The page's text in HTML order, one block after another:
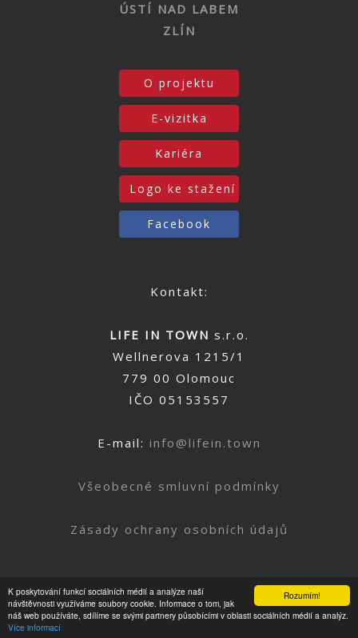
Rozumím!
K poskytování funkcí sociálních médií a analýze naší
návštěvnosti využíváme soubory cookie. Informace o tom, jak
náš web používáte, sdílíme se svými partnery působícími v oblasti sociálních médií a analýz.
Více informací
ÚSTÍ NAD LABEM
ZLÍN
O projektu
E-vizitka
Kariéra
Logo ke stažení
Facebook
Kontakt:
LIFE IN TOWN s.r.o.
Wellnerova 1215/1
779 00 Olomouc
IČO 05153557
E-mail: info@lifein.town
Všeobecné smluvní podmínky
Zásady ochrany osobních údajů
Nahoru